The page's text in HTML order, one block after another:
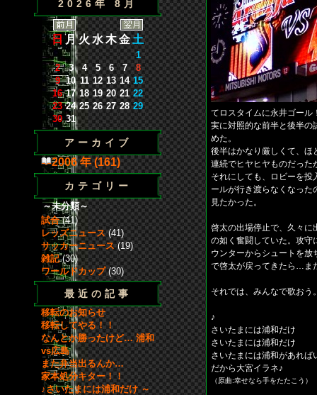
2026年 8月
日 月火 水木金土
1
2
3 4 5 6 7
8
9 10 11 12 13 14 15
16 17 18 19 20 21 22
23 24 25 26 27 28 29
30 31
アーカイブ
2006 年 (161)
カテゴリー
～未分類～
試合(41)
レッズニュース(41)
サッカーニュース(19)
雑記(30)
ワールドカップ(30)
最近の記事
移転のお知らせ
移転してやる！！
なんとか勝ったけど… 浦和
vs広島
また弁当出るんか…
家本処分キター！！
♪さいたまには浦和だけ ～
てロスタイムに永井ゴール
実に対照的な前半と後半の
めた。
後半はかなり厳しくて、ほ
連続でヒヤヒヤものだった
それにしても、ロビーを
ールが行き渡らなくなっ
見たかった。
啓太の出場停止で、久々に
の如く奮闘していた。攻守
ウンターからシュートを
で啓太が戻ってきたら…ま
それでは、みんなで歌おう
♪
さいたまには浦和だけ
さいたまには浦和だけ
さいたまには浦和があれば
だから大宮イラネ♪
（原曲:幸せなら手をたたこう）